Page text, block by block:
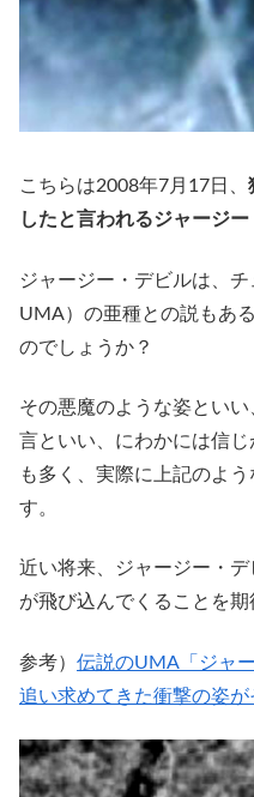
こちらは2008年7月17日、
したと言われるジャージ
ジャージー・デビルは、
UMA）の亜種との説もあ
のでしょうか？
その悪魔のような姿とい
言といい、にわかには信
も多く、実際に上記のよ
す。
近い将来、ジャージー・
が飛び込んでくることを期
参考） 伝説のUMA「ジャ
追い求めてきた衝撃の姿が